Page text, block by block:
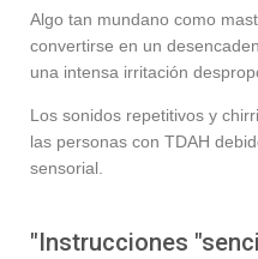
Algo tan mundano como
convertirse en un
una intensa irritación
Los sonidos repetitivos y
las personas con TDAH
sensorial.
"Instrucciones